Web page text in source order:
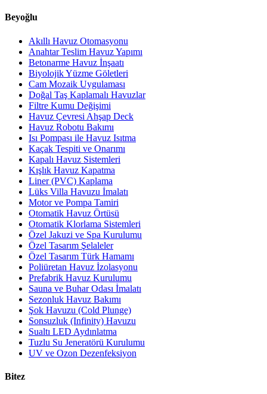
Beyoğlu
Akıllı Havuz Otomasyonu
Anahtar Teslim Havuz Yapımı
Betonarme Havuz İnşaatı
Biyolojik Yüzme Göletleri
Cam Mozaik Uygulaması
Doğal Taş Kaplamalı Havuzlar
Filtre Kumu Değişimi
Havuz Çevresi Ahşap Deck
Havuz Robotu Bakımı
Isı Pompası ile Havuz Isıtma
Kaçak Tespiti ve Onarımı
Kapalı Havuz Sistemleri
Kışlık Havuz Kapatma
Liner (PVC) Kaplama
Lüks Villa Havuzu İmalatı
Motor ve Pompa Tamiri
Otomatik Havuz Örtüsü
Otomatik Klorlama Sistemleri
Özel Jakuzi ve Spa Kurulumu
Özel Tasarım Şelaleler
Özel Tasarım Türk Hamamı
Poliüretan Havuz İzolasyonu
Prefabrik Havuz Kurulumu
Sauna ve Buhar Odası İmalatı
Sezonluk Havuz Bakımı
Şok Havuzu (Cold Plunge)
Sonsuzluk (Infinity) Havuzu
Sualtı LED Aydınlatma
Tuzlu Su Jeneratörü Kurulumu
UV ve Ozon Dezenfeksiyon
Bitez